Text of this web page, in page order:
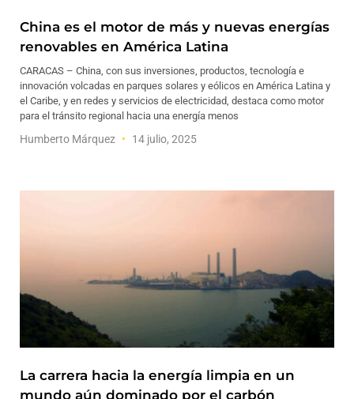
China es el motor de más y nuevas energías
renovables en América Latina
CARACAS – China, con sus inversiones, productos, tecnología e
innovación volcadas en parques solares y eólicos en América Latina y
el Caribe, y en redes y servicios de electricidad, destaca como motor
para el tránsito regional hacia una energía menos
Humberto Márquez 14 julio, 2025
La carrera hacia la energía limpia en un
mundo aún dominado por el carbón